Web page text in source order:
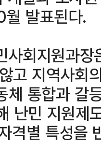
발표된다.
사회지원과
고 지역사회
체 통합과 갈
난민 지원제
격별 특성을